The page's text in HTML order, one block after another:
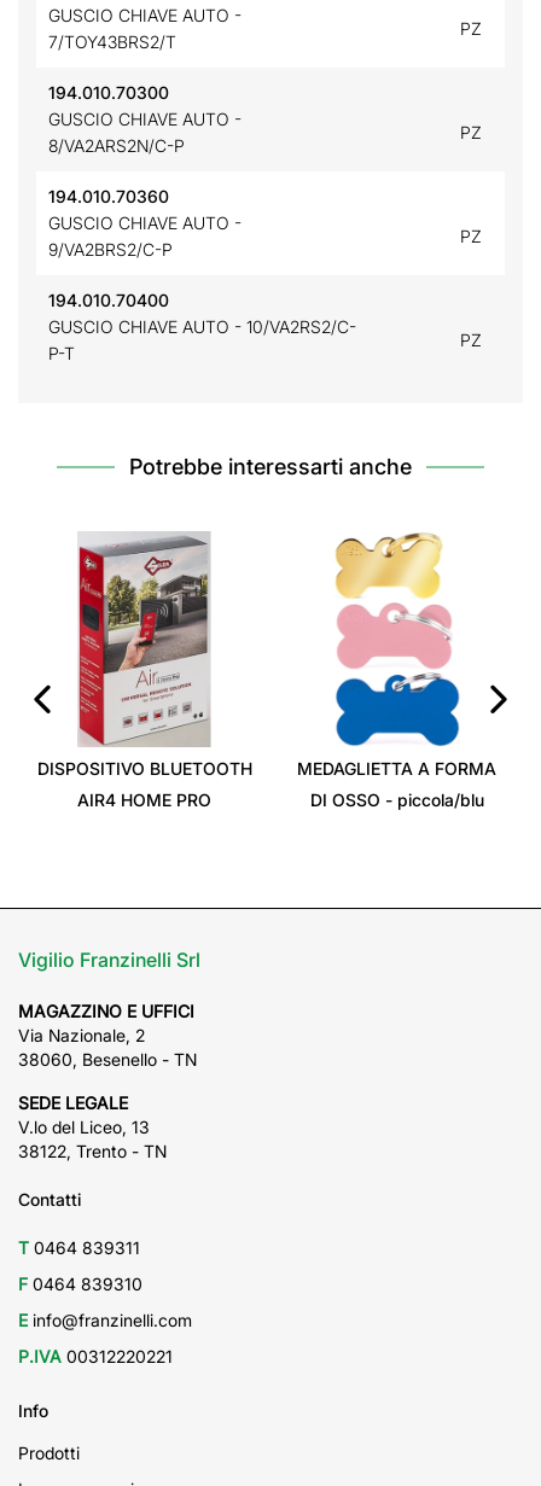
GUSCIO CHIAVE AUTO -
7/TOY43BRS2/T
PZ
194.010.70300
GUSCIO CHIAVE AUTO -
8/VA2ARS2N/C-P
PZ
194.010.70360
GUSCIO CHIAVE AUTO -
9/VA2BRS2/C-P
PZ
194.010.70400
GUSCIO CHIAVE AUTO - 10/VA2RS2/C-
P-T
PZ
Potrebbe interessarti anche
DISPOSITIVO BLUETOOTH
AIR4 HOME PRO
MEDAGLIETTA A FORMA
DI OSSO - piccola/blu
Vigilio Franzinelli Srl
MAGAZZINO E UFFICI
Via Nazionale, 2
38060, Besenello - TN
SEDE LEGALE
V.lo del Liceo, 13
38122, Trento - TN
Contatti
T 0464 839311
F 0464 839310
E info@franzinelli.com
P.IVA 00312220221
Info
Prodotti